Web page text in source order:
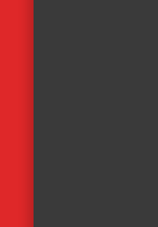
تم
الضفة